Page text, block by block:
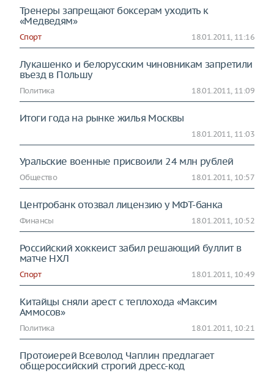
Тренеры запрещают боксерам уходить к
«Медведям»
Спорт 18.01.2011, 11:16
Лукашенко и белорусским чиновникам запретили
въезд в Польшу
Политика 18.01.2011, 11:09
Итоги года на рынке жилья Москвы
18.01.2011, 11:03
Уральские военные присвоили 24 млн рублей
Общество 18.01.2011, 10:57
Центробанк отозвал лицензию у МФТ-банка
Финансы 18.01.2011, 10:52
Российский хоккеист забил решающий буллит в
матче НХЛ
Спорт 18.01.2011, 10:49
Китайцы сняли арест с теплохода «Максим
Аммосов»
Политика 18.01.2011, 10:21
Протоиерей Всеволод Чаплин предлагает
общероссийский строгий дресс-код